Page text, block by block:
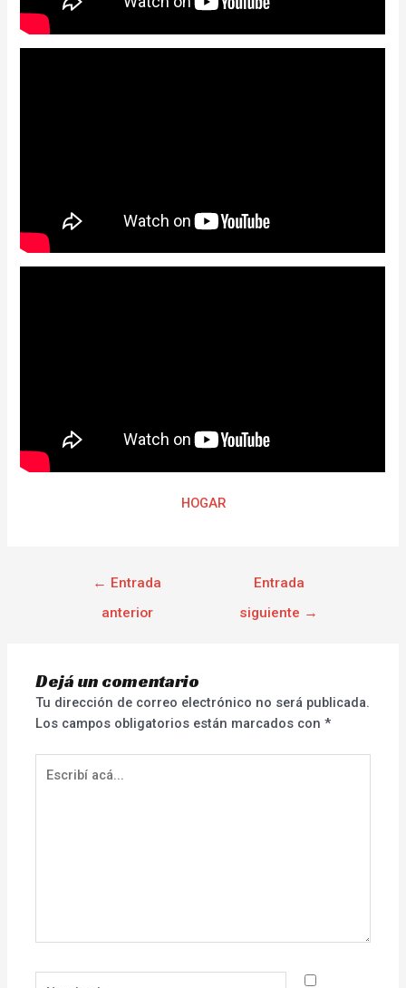
HOGAR
← Entrada
anterior
Entrada
siguiente →
Dejá un comentario
Tu dirección de correo electrónico no será publicada.
Los campos obligatorios están marcados con*
acá...